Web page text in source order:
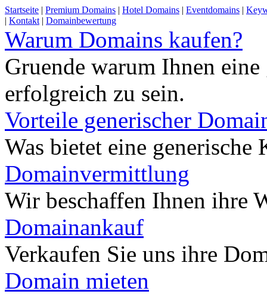
Startseite | Premium Domains | Hotel Domains | Eventdomains |
| Kontakt | Domainbewertung
Warum Domains kaufen?
Gruende warum Ihnen
erfolgreich zu sein.
Vorteile generischer
Was bietet eine
Domainvermittlung
Wir beschaffen Ihnen ihre
Domainankauf
Verkaufen Sie uns ihre
Domain mieten